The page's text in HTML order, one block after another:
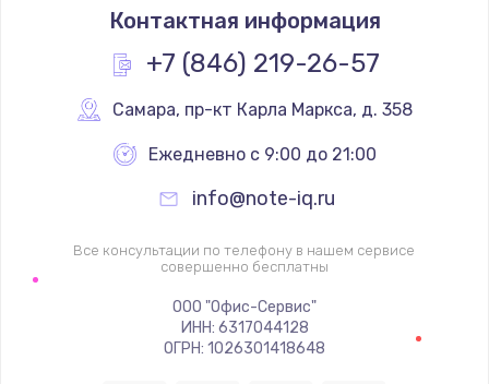
Контактная информация
+7 (846) 219-26-57
Самара, пр-кт Карла Маркса, д. 358
Ежедневно с 9:00 до 21:00
info@note-iq.ru
Все консультации по телефону в нашем сервисе
совершенно бесплатны
ООО "Офис-Сервис"
ИНН: 6317044128
ОГРН: 1026301418648